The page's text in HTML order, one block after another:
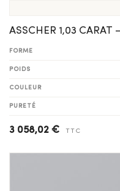
ASSCHER 1,03 CARAT
FORME
POIDS
COULEUR
PURETÉ
3 058,02 € TTC